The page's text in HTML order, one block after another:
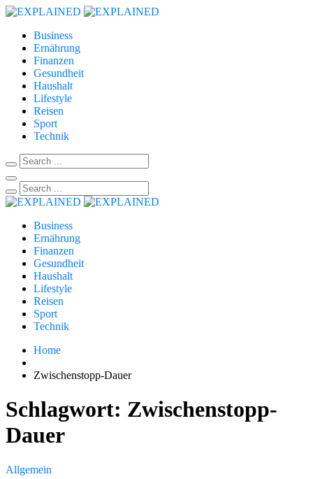
Business
Ernährung
Finanzen
Gesundheit
Haushalt
Lifestyle
Reisen
Sport
Technik
Business
Ernährung
Finanzen
Gesundheit
Haushalt
Lifestyle
Reisen
Sport
Technik
Home
Zwischenstopp-Dauer
Schlagwort: Zwischenstopp-
Dauer
Allgemein